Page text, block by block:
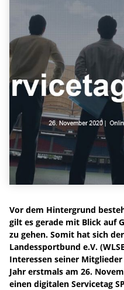
Vor dem Hintergrund
gilt es gerade mit Blick auf
zu gehen. Somit hat sich
Landessportbund e.V.
Interessen seiner
Jahr erstmals am 26.
einen digitalen Servicetag